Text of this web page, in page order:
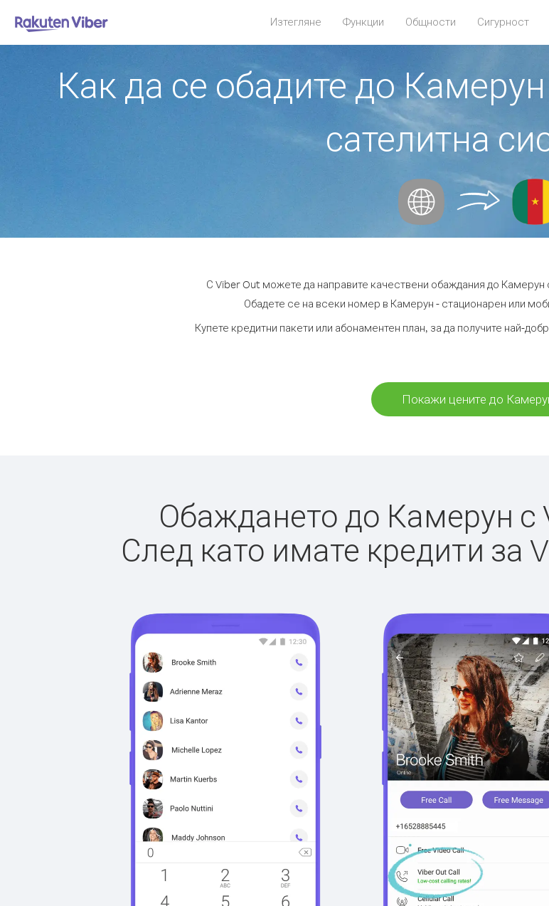
Изтегляне Функции Общности Сигурност
Как да се обадите до
сателитна
С Viber Out можете да направите качествени обаждания до Камерун
Обадете се на всеки номер в Камерун - стационарен или
Купете кредитни пакети или абонаментен план, за да получите най-
Покажи цените до
Обаждането до Камерун с
След като имате кредити за